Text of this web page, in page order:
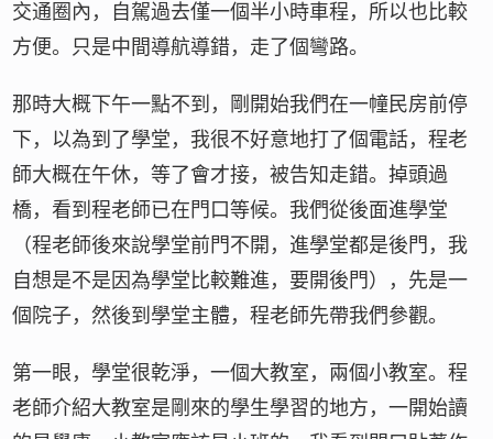
交通圈內，自駕過去僅一個半小時車程，所以也比較
方便。只是中間導航導錯，走了個彎路。
那時大概下午一點不到，剛開始我們在一幢民房前停
下，以為到了學堂，我很不好意地打了個電話，程老
師大概在午休，等了會才接，被告知走錯。掉頭過
橋，看到程老師已在門口等候。我們從後面進學堂
（程老師後來說學堂前門不開，進學堂都是後門，我
自想是不是因為學堂比較難進，要開後門），先是一
個院子，然後到學堂主體，程老師先帶我們參觀。
第一眼，學堂很乾淨，一個大教室，兩個小教室。程
老師介紹大教室是剛來的學生學習的地方，一開始讀